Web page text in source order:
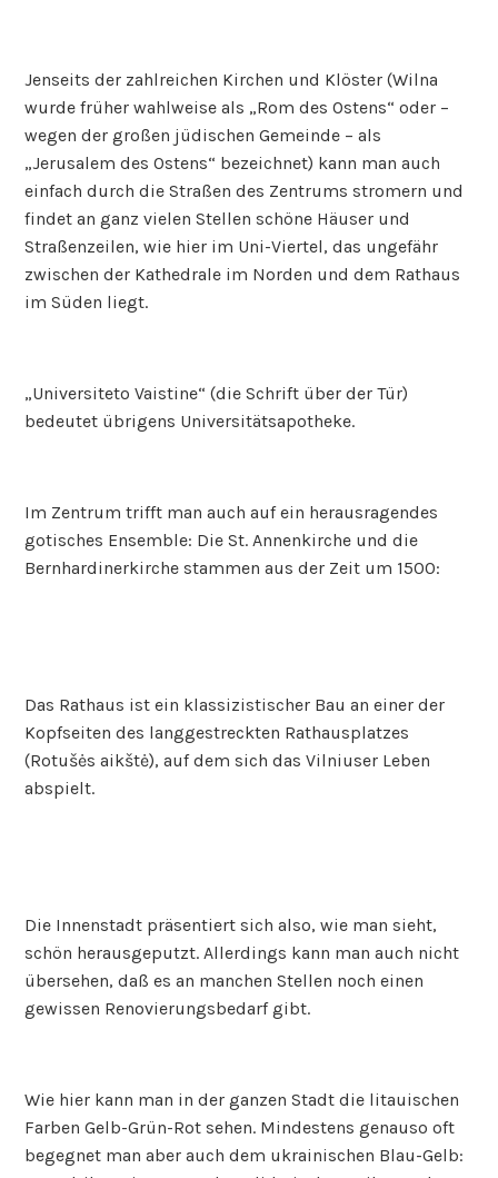
Jenseits der zahlreichen Kirchen und Klöster (Wilna
wurde früher wahlweise als „Rom des Ostens“ oder –
wegen der großen jüdischen Gemeinde – als
„Jerusalem des Ostens“ bezeichnet) kann man auch
einfach durch die Straßen des Zentrums stromern und
findet an ganz vielen Stellen schöne Häuser und
Straßenzeilen, wie hier im Uni-Viertel, das ungefähr
zwischen der Kathedrale im Norden und dem Rathaus
im Süden liegt.
„Universiteto Vaistine“ (die Schrift über der Tür)
bedeutet übrigens Universitätsapotheke.
Im Zentrum trifft man auch auf ein herausragendes
gotisches Ensemble: Die St. Annenkirche und die
Bernhardinerkirche stammen aus der Zeit um 1500:
Das Rathaus ist ein klassizistischer Bau an einer der
Kopfseiten des langgestreckten Rathausplatzes
(Rotušės aikštė), auf dem sich das Vilniuser Leben
abspielt.
Die Innenstadt präsentiert sich also, wie man sieht,
schön herausgeputzt. Allerdings kann man auch nicht
übersehen, daß es an manchen Stellen noch einen
gewissen Renovierungsbedarf gibt.
Wie hier kann man in der ganzen Stadt die litauischen
Farben Gelb-Grün-Rot sehen. Mindestens genauso oft
begegnet man aber auch dem ukrainischen Blau-Gelb: